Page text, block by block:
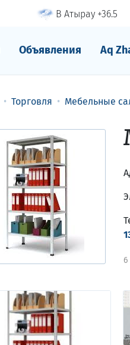
В Атырау +36.5
Объявления Aq
Торговля Мебельные